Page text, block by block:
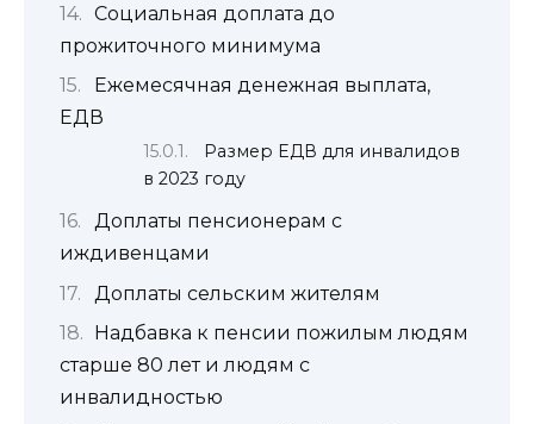
Социальная доплата до
прожиточного минимума
Ежемесячная денежная выплата,
ЕДВ
Размер ЕДВ для инвалидов
в 2023 году
Доплаты пенсионерам с
иждивенцами
Доплаты сельским жителям
Надбавка к пенсии пожилым людям
старше 80 лет и людям с
инвалидностью